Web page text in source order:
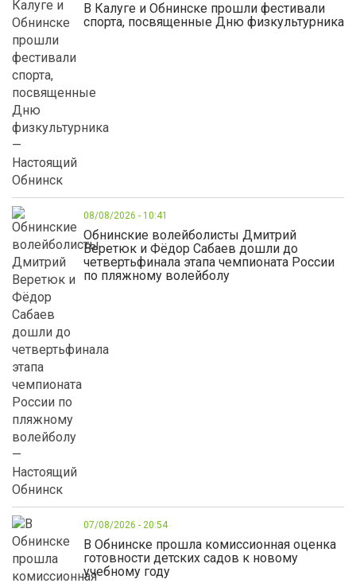
В Калуге и Обнинске прошли фестивали
спорта, посвященные Дню физкультурника
08/08/2026 - 10:41
Обнинские волейболисты Дмитрий
Веретюк и Фёдор Сабаев дошли до
четвертьфинала этапа чемпионата России
по пляжному волейболу
07/08/2026 - 20:54
В Обнинске прошла комиссионная оценка
готовности детских садов к новому
учебному году